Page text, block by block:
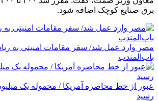
برق صنایع کوچک اضافه شود.
مصر وارد عمل شد/ سفر مقامات امنیتی به
باب‌المندب
عبور از خط محاصره آمریکا / محموله یک
رسید